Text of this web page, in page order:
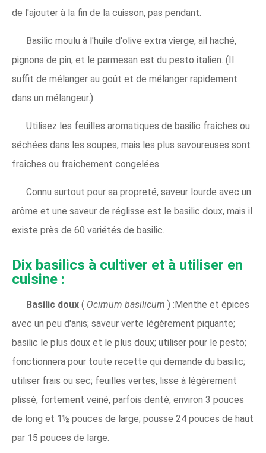
de l'ajouter à la fin de la cuisson, pas pendant.
Basilic moulu à l'huile d'olive extra vierge, ail haché,
pignons de pin, et le parmesan est du pesto italien. (Il
suffit de mélanger au goût et de mélanger rapidement
dans un mélangeur.)
Utilisez les feuilles aromatiques de basilic fraîches ou
séchées dans les soupes, mais les plus savoureuses sont
fraîches ou fraîchement congelées.
Connu surtout pour sa propreté, saveur lourde avec un
arôme et une saveur de réglisse est le basilic doux, mais il
existe près de 60 variétés de basilic.
Dix basilics à cultiver et à utiliser en
cuisine :
Basilic doux ( Ocimum basilicum ) :Menthe et épices
avec un peu d'anis; saveur verte légèrement piquante;
basilic le plus doux et le plus doux; utiliser pour le pesto;
fonctionnera pour toute recette qui demande du basilic;
utiliser frais ou sec; feuilles vertes, lisse à légèrement
plissé, fortement veiné, parfois denté, environ 3 pouces
de long et 1½ pouces de large; pousse 24 pouces de haut
par 15 pouces de large.